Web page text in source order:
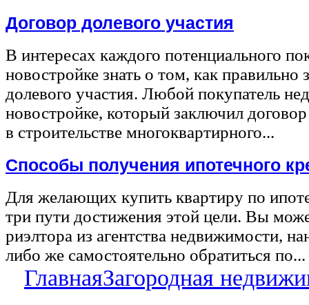
Договор долевого участия
В интересах каждого потенциального
новостройке знать о том, как правильно
долевого участия. Любой покупатель
новостройке, который заключил
в строительстве многоквартирного...
Способы получения ипотечного
Для желающих купить квартиру по
три пути достижения этой цели. Вы
риэлтора из агентства недвижимости,
либо же самостоятельно обратиться по...
ГлавнаяЗагородная